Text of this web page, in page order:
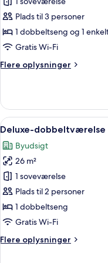
værelse
med
2
enkeltsenge
flere
byudsigt
(Family)
Plads til 3 personer
1 dobbeltseng og 1
Gratis Wi-Fi
Flere oplysninger
Flere
værelse
med
2
-
flere
senge
byudsigt
(Family)
Indlæs
alle
billeder
af
Deluxe-
dobbeltværelse
-
1
-
6
Deluxe-dobbeltværelse
Byudsigt
26 m²
1 soveværelse
Plads til 2 personer
1 dobbeltseng
Gratis Wi-Fi
Flere oplysninger
Flere